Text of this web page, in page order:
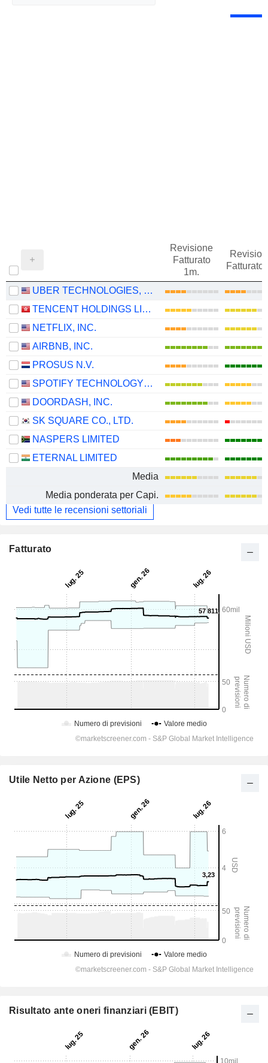
Revisione
Fatturato
1m.
Fatturato
UBER TECHNOLOGIES, INC.
TENCENT HOLDINGS LIMITED
NETFLIX, INC.
AIRBNB, INC.
PROSUS N.V.
SPOTIFY TECHNOLOGY S.A.
DOORDASH, INC.
SK SQUARE CO., LTD.
NASPERS LIMITED
ETERNAL LIMITED
Media
Media ponderata per Capi.
Vedi tutte le recensioni settoriali
Fatturato
Utile Netto per Azione (EPS)
Risultato ante oneri finanziari (EBIT)